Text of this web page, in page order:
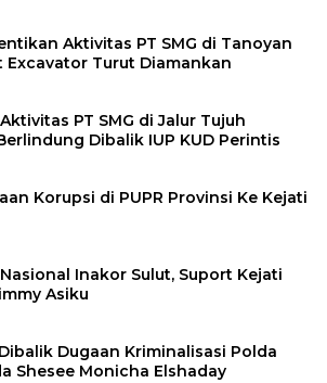
Aktivitas PT SMG di Tanoyan
Excavator Turut Diamankan
PT SMG di Jalur Tujuh
Dibalik IUP KUD Perintis
Korupsi di PUPR Provinsi Ke Kejati
Inakor Sulut, Suport Kejati
Asiku
Dugaan Kriminalisasi Polda
Shesee Monicha Elshaday